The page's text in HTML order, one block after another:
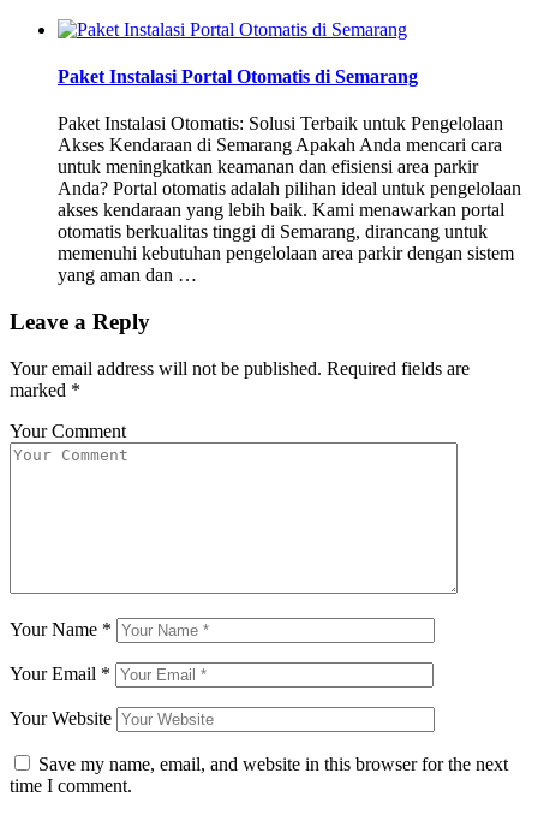
Paket Instalasi Portal Otomatis di Semarang
Paket Instalasi Otomatis: Solusi Terbaik untuk Pengelolaan
Akses Kendaraan di Semarang Apakah Anda mencari cara
untuk meningkatkan keamanan dan efisiensi area parkir
Anda? Portal otomatis adalah pilihan ideal untuk pengelolaan
akses kendaraan yang lebih baik. Kami menawarkan portal
otomatis berkualitas tinggi di Semarang, dirancang untuk
memenuhi kebutuhan pengelolaan area parkir dengan sistem
yang aman dan …
Leave a Reply
Your email address will not be published. Required fields are
marked *
Your Comment
Your Name *
Your Email *
Your Website
Save my name, email, and website in this browser for the next
time I comment.